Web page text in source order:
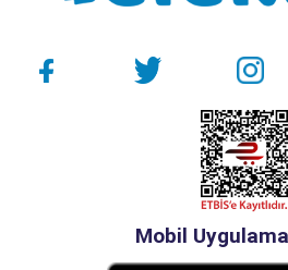
Mobil